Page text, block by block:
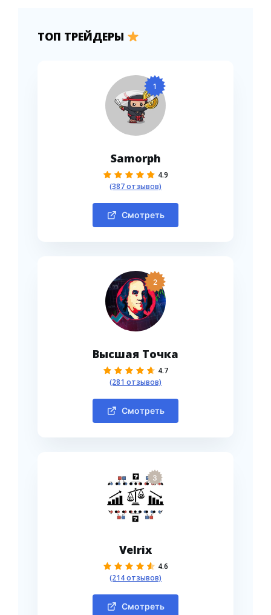
ТОП ТРЕЙДЕРЫ
1
Samorph
4.9
(387 отзывов)
Смотреть
2
Высшая Точка
4.7
(281 отзывов)
Смотреть
3
Velrix
4.6
(214 отзывов)
Смотреть